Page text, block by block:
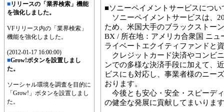
■リリースの「業界検索」機能
を強化しました。
VFリリース内の「業界検索」
機能を強化しました。
(2012-01-17 16:00:00)
■Grow!ボタンを設置しまし
た。
ソーシャル環境を調査を目的に
「Grow!」ボタンを設置しまし
た。
■ソニーペイメントサービスについ
ソニーペイメントサービスは、
ため、米国大手のブラックストー
BX / 所在地：アメリカ合衆国 ニ
ライベートエクイティファンドと
クレジットカード決済やコンビ
ンでの多様な決済手段に加えて、
ビスにも対応し、事業者様のニー
おります。
今後とも安心・安全・スピーデ
の健全な発展に貢献してまいりま